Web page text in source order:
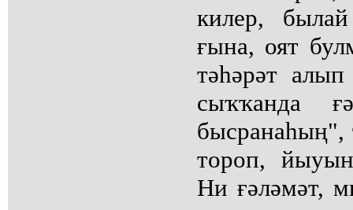
килер,
ғына, оят
тәһәрәт
сыҡҡанда
бысранаһың",
тороп,
Ни ғәләмәт,